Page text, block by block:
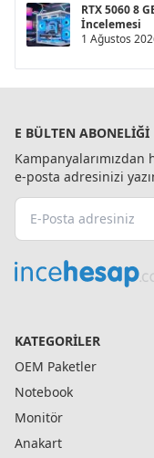
RTX 5060 8
İncelemesi
1 Ağustos
E BÜLTEN ABONELIĞI
e-posta adresinizi
KATEGORILER
OEM Paketler
Notebook
Monitör
Anakart